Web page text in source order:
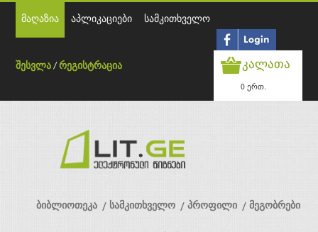
მაღაზია აპლიკაციები სამკითხველო
შესვლა /რეგისტრაცია კალათა
0 ერთ.
ბიბლიოთეკა სამკითხველო პროფილი მეგობრები